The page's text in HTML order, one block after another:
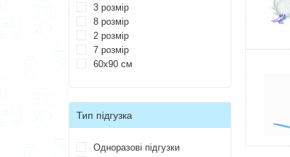
3 розмір
8 розмір
2 розмір
7 розмір
60х90 см
Тип підгузка
Одноразові підгузки